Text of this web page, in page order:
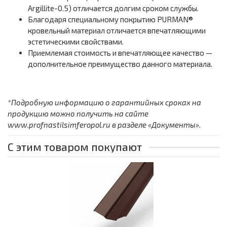
Argillite-0.5) отличается долгим сроком службы.
Благодаря специальному покрытию PURMAN®
кровельный материал отличается впечатляющими
эстетическими свойствами.
Приемлемая стоимость и впечатляющее качество —
дополнительное преимущество данного материала.
*Подробную информацию о гарантийных сроках на
продукцию можно получить на сайте
www.profnastilsimferopol.ru в разделе «Документы».
С этим товаром покупают